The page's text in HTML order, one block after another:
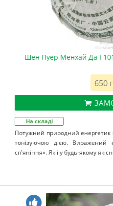
Шен Пуер Менхай Да І
650
На складі
Потужний природний енергетик
тонізуючою дією. Виражений
сп'яніння». Як і у будь-якому